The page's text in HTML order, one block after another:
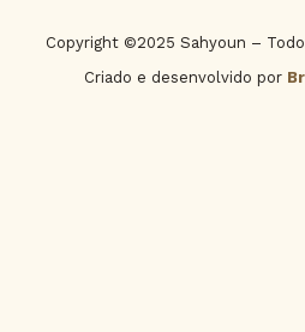
Copyright ©2025 Sahyoun –
Criado e desenvolvido por